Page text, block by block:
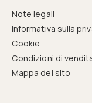
Note legali
Informativa sulla
Cookie
Condizioni di
Mappa del sito